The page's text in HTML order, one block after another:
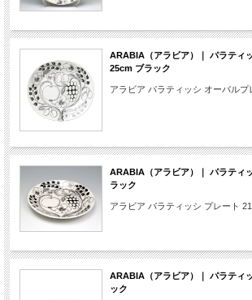
ARABIA（アラビア）｜ パラティ
25cm ブラック
アラビア パラティッシ オーバルプ
ARABIA（アラビア）｜ パラティ
ラック
アラビア パラティッシ プレート
ARABIA（アラビア）｜ パラティ
ック